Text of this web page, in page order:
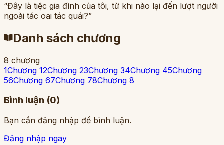
“Đây là tiệc gia đình của tôi, từ khi nào lại đến lượt người
ngoài tác oai tác quái?”
Danh sách chương
8 chương
1Chương 12Chương 23Chương 34Chương 45Chương
56Chương 67Chương 78Chương 8
Bình luận (0)
Bạn cần đăng nhập để bình luận.
Đăng nhập ngay